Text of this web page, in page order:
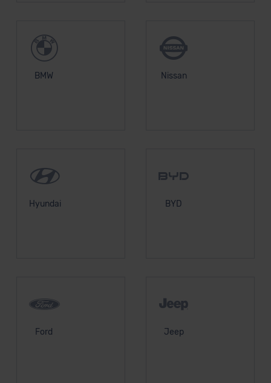
BMW Nissan
Hyundai BYD
Ford Jeep